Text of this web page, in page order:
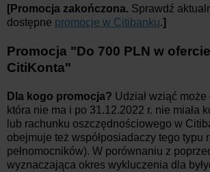
[Promocja zakończona. Sprawdź
dostępne promocje w Citibanku.]
Promocja "Do 700 PLN w
CitiKonta"
Dla kogo promocja? Udział wziąć
która nie ma i po 31.12.2022 r. nie miała
lub rachunku oszczędnościowego w
obejmuje też współposiadaczy tego typu
pełnomocników). W porównaniu z
wyznaczająca okres wykluczenia dla